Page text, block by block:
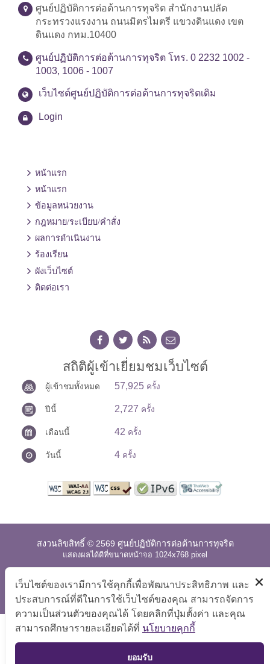
ศูนย์ปฏิบัติการต่อต้านการทุจริต สำนักงานปลัด
กระทรวงแรงงาน ถนนมิตรไมตรี แขวงดินแดง เขต
ดินแดง กทม.10400
ศูนย์ปฏิบัติการต่อต้านการทุจริต โทร. 0 2232 1002 -
1003, 1006 - 1007
เว็บไซต์ศูนย์ปฏิบัติการต่อต้านการทุจริตเดิม
Login
หน้าแรก
หน้าแรก
ข้อมูลหน่วยงาน
กฎหมาย/ระเบียบ/คำสั่ง
ผลการดำเนินงาน
ร้องเรียน
ผังเว็บไซต์
ติดต่อเรา
สถิติผู้เข้าเยี่ยมชมเว็บไซต์
ผู้เข้าชมทั้งหมด 57,925 ครั้ง
ปีนี้ 2,727 ครั้ง
เดือนนี้ 42 ครั้ง
วันนี้ 4 ครั้ง
สงวนลิขสิทธิ์ © 2569 ศูนย์ปฏิบัติการต่อต้านการทุจริต
แสดงผลได้ดีที่ขนาดหน้าจอ 1024x768 pixel
แผนผังเว็บไซต์ คำถามที่พบบ่อย นโยบายเว็บไซต์
|
การปฏิเสธความรับผิด
TOP
เว็บไซต์ของเรามีการใช้คุกกี้เพื่อพัฒนาประสิทธิภาพ และ
ประสบการณ์ที่ดีในการใช้เว็บไซต์ของคุณ สามารถจัดการ
ความเป็นส่วนตัวของคุณได้ โดยคลิกที่ปุ่มตั้งค่า และคุณ
สามารถศึกษารายละเอียดได้ที่ นโยบายคุกกี้
ยอมรับ